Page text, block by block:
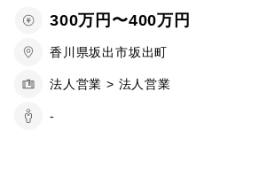
300万円〜400万円
香川県坂出市坂出町
法人営業 > 法人営業
-